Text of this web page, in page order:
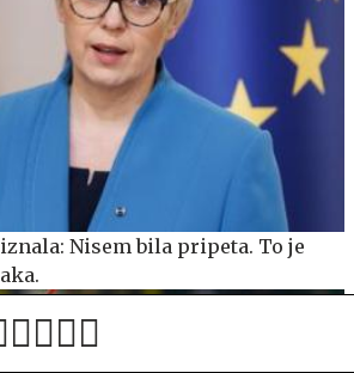
Nisem bila pripeta. To je